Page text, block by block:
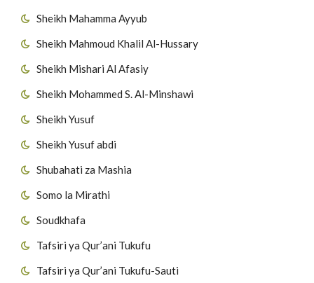
Sheikh Mahamma Ayyub
Sheikh Mahmoud Khalil Al-Hussary
Sheikh Mishari Al Afasiy
Sheikh Mohammed S. Al-Minshawi
Sheikh Yusuf
Sheikh Yusuf abdi
Shubahati za Mashia
Somo la Mirathi
Soudkhafa
Tafsiri ya Qur’ani Tukufu
Tafsiri ya Qur’ani Tukufu-Sauti